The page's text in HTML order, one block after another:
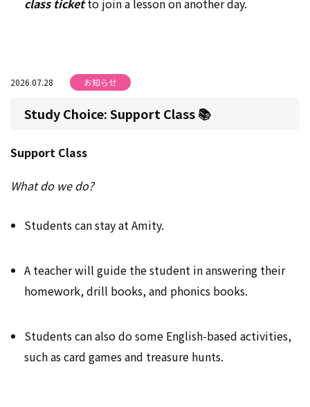
class ticketto join a lesson on another day.
2026.07.28 お知らせ
Study Choice: Support Class 📚
Support Class
What do we do?
Students can stay at Amity.
A teacher will guide the student in answering their
homework, drill books, and phonics books.
Students can also do some English-based activities,
such as card games and treasure hunts.